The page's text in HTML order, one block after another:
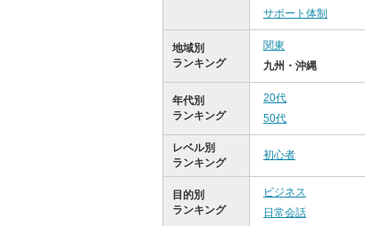
サポート体制
地域別
ランキング
関東
九州・沖縄
年代別
ランキング
20代
50代
レベル別
ランキング
初心者
目的別
ランキング
ビジネス
日常会話